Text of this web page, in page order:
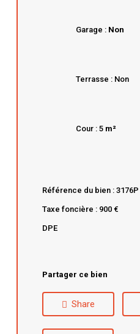
Garage : Non
Terrasse : Non
Cour : 5 m²
Référence du bien : 3176P
Taxe foncière : 900 €
DPE
Partager ce bien
Share